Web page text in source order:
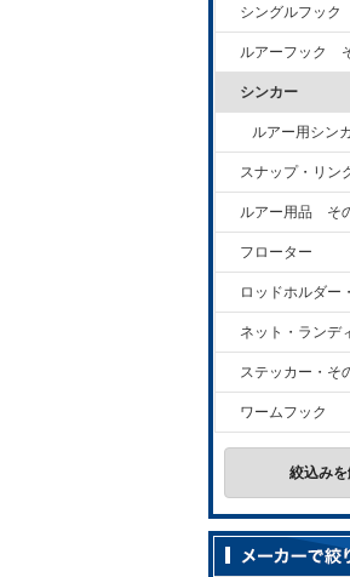
シングルフック
ルアーフック
シンカー
ルアー用シン
スナップ・リン
ルアー用品 そ
フローター
ロッドホルダー
ネット・ランデ
ステッカー・そ
ワームフック
絞込み